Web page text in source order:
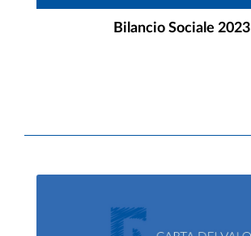
Bilancio Sociale 2023